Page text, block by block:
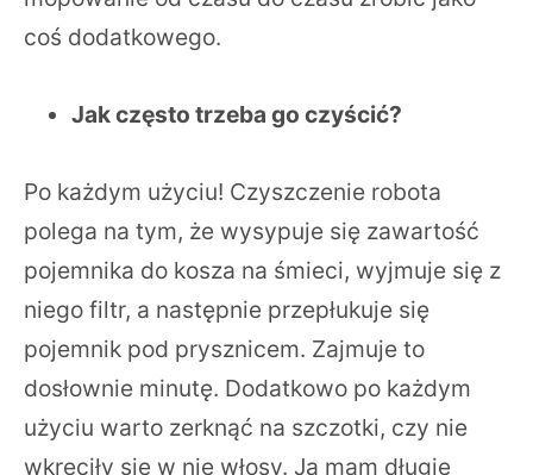
coś dodatkowego.
Jak często trzeba go czyścić?
Po każdym użyciu! Czyszczenie robota
polega na tym, że wysypuje się zawartość
pojemnika do kosza na śmieci, wyjmuje się z
niego filtr, a następnie przepłukuje się
pojemnik pod prysznicem. Zajmuje to
dosłownie minutę. Dodatkowo po każdym
użyciu warto zerknąć na szczotki, czy nie
wkręciły się w nie włosy. Ja mam długie